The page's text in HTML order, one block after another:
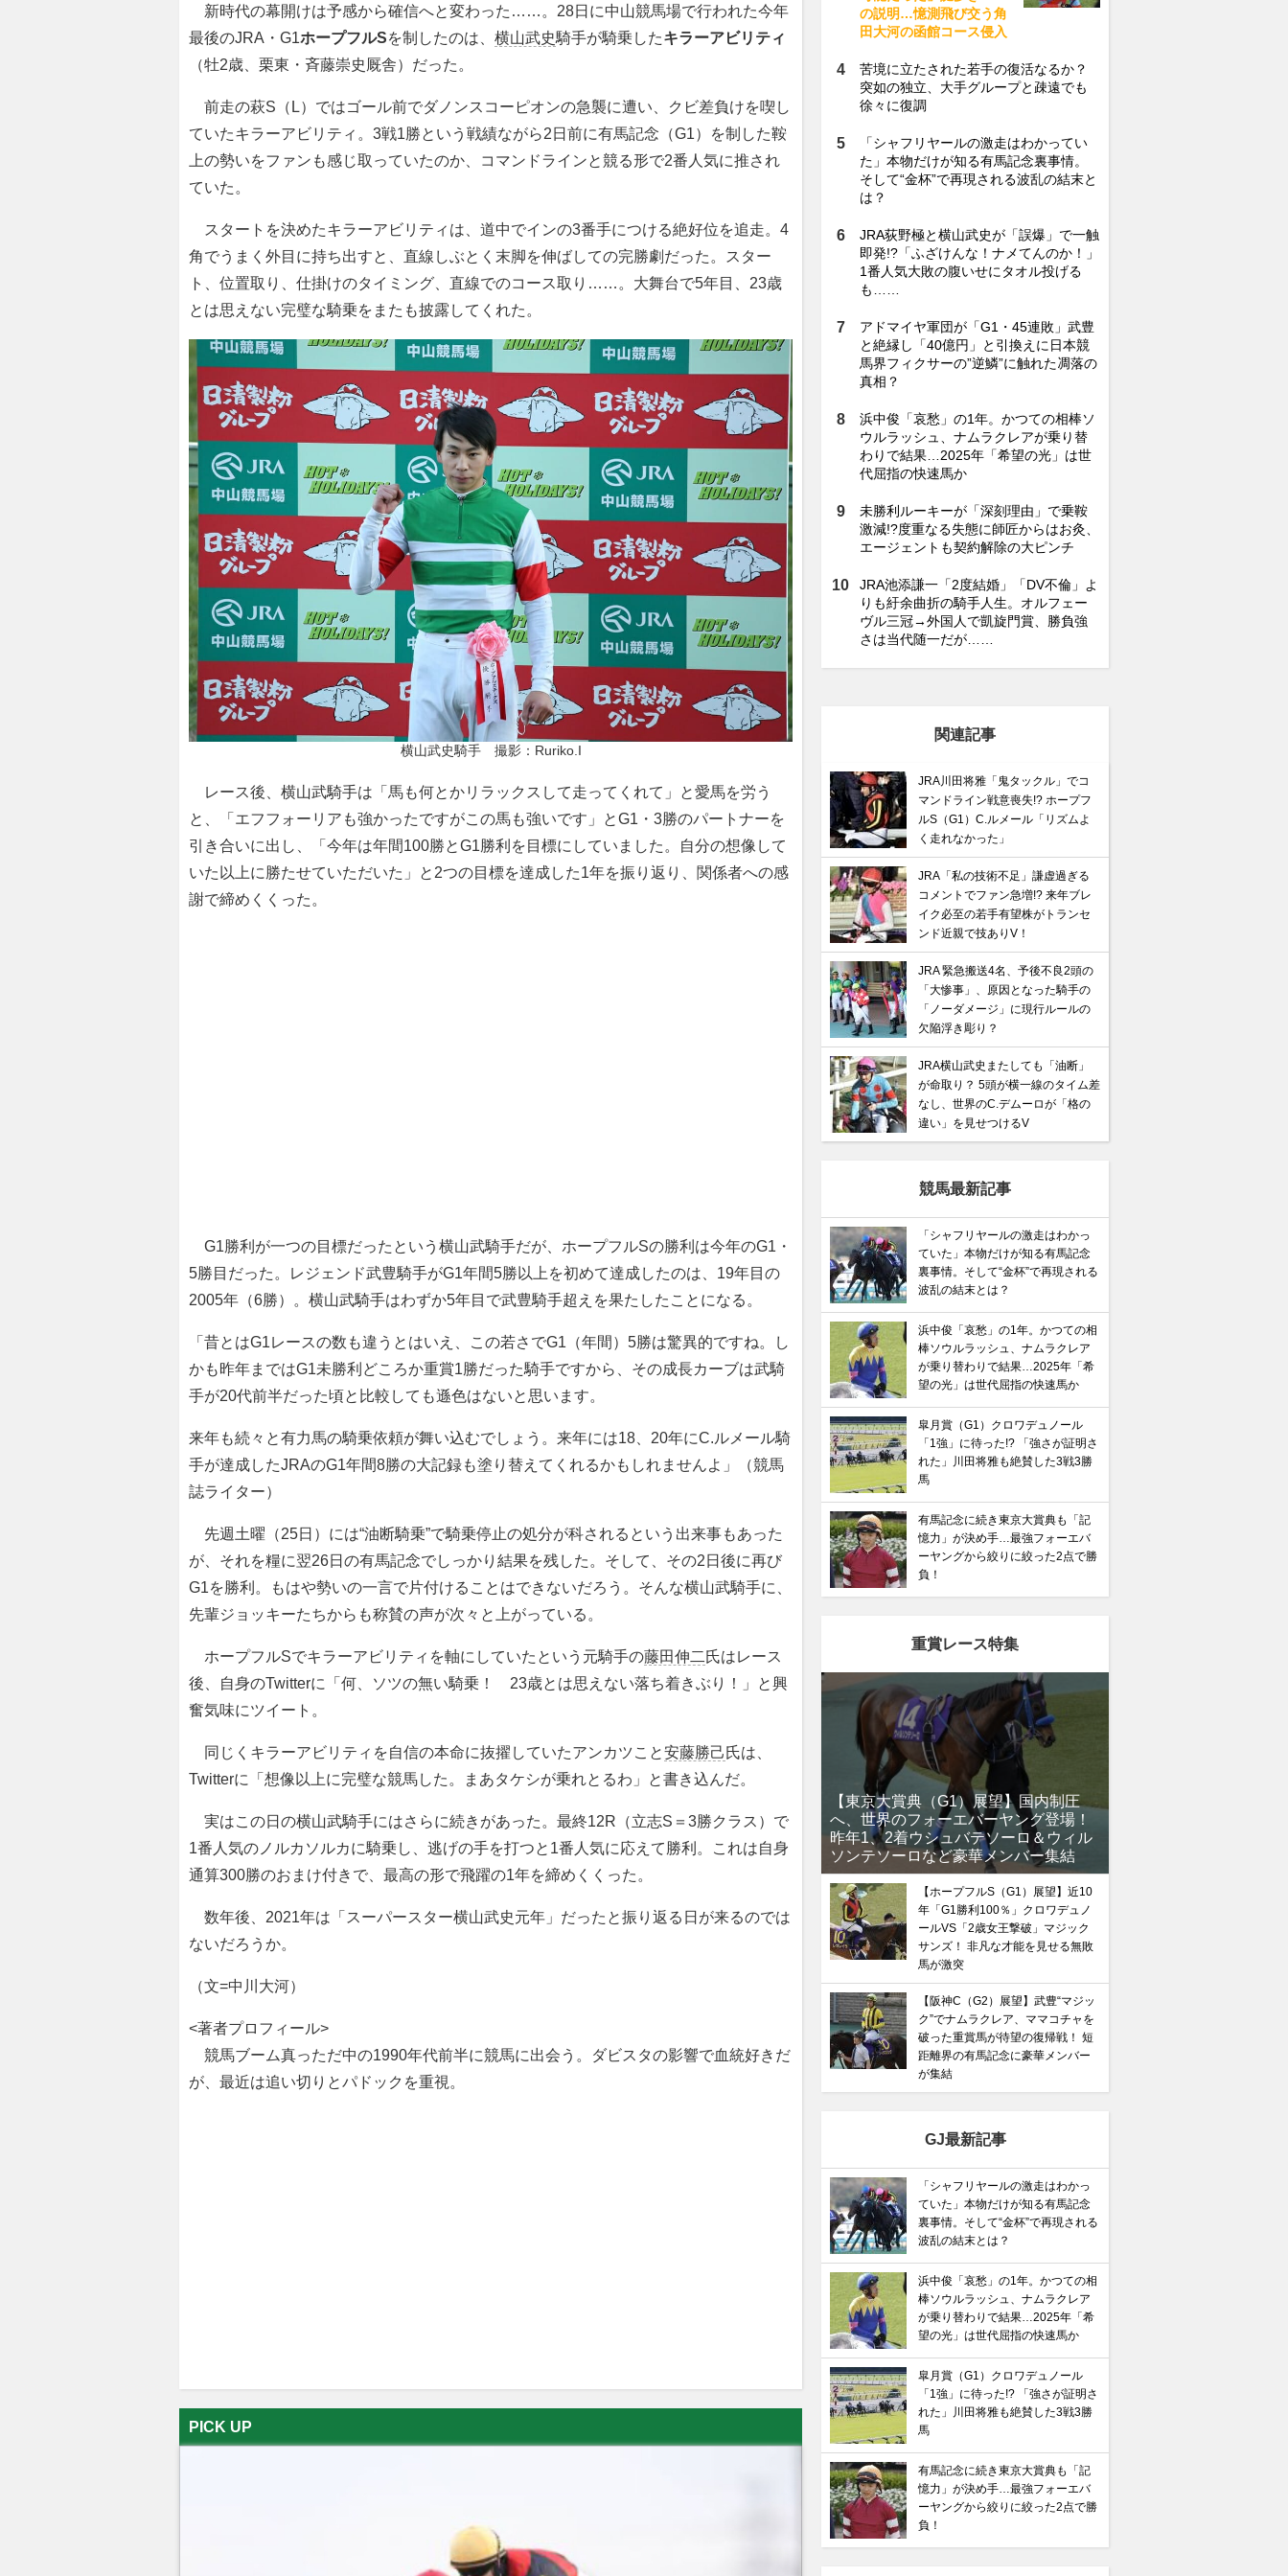
新時代の幕開けは予感から確信へと変わった……。28日に中山競馬場で行われた今年
最後のJRA・G1ホープフルSを制したのは、 横山武史騎手が騎乗したキラーアビリティ
（牡2歳、栗東・斉藤崇史厩舎）だった。
前走の萩S（L）ではゴール前でダノンスコーピオンの急襲に遭い、クビ差負けを喫し
ていたキラーアビリティ。3戦1勝という戦績ながら2日前に有馬記念（G1）を制した鞍
上の勢いをファンも感じ取っていたのか、コマンドラインと競る形で2番人気に推され
ていた。
スタートを決めたキラーアビリティは、道中でインの3番手につける絶好位を追走。4
角でうまく外目に持ち出すと、直線しぶとく末脚を伸ばしての完勝劇だった。スター
ト、位置取り、仕掛けのタイミング、直線でのコース取り……。大舞台で5年目、23歳
とは思えない完璧な騎乗をまたも披露してくれた。
横山武史騎手　撮影：Ruriko.I
レース後、横山武騎手は「馬も何とかリラックスして走ってくれて」と愛馬を労う
と、「エフフォーリアも強かったですがこの馬も強いです」とG1・3勝のパートナーを
引き合いに出し、「今年は年間100勝とG1勝利を目標にしていました。自分の想像して
いた以上に勝たせていただいた」と2つの目標を達成した1年を振り返り、関係者への感
謝で締めくくった。
G1勝利が一つの目標だったという横山武騎手だが、ホープフルSの勝利は今年のG1・
5勝目だった。レジェンド武豊騎手がG1年間5勝以上を初めて達成したのは、19年目の
2005年（6勝）。横山武騎手はわずか5年目で武豊騎手超えを果たしたことになる。
「昔とはG1レースの数も違うとはいえ、この若さでG1（年間）5勝は驚異的ですね。し
かも昨年まではG1未勝利どころか重賞1勝だった騎手ですから、その成長カーブは武騎
手が20代前半だった頃と比較しても遜色はないと思います。
来年も続々と有力馬の騎乗依頼が舞い込むでしょう。来年には18、20年にC.ルメール騎
手が達成したJRAのG1年間8勝の大記録も塗り替えてくれるかもしれませんよ」（競馬
誌ライター）
先週土曜（25日）には“油断騎乗”で騎乗停止の処分が科されるという出来事もあった
が、それを糧に翌26日の有馬記念でしっかり結果を残した。そして、その2日後に再び
G1を勝利。もはや勢いの一言で片付けることはできないだろう。そんな横山武騎手に、
先輩ジョッキーたちからも称賛の声が次々と上がっている。
ホープフルSでキラーアビリティを軸にしていたという元騎手の藤田伸二 氏はレース
後、自身のTwitterに「何、ソツの無い騎乗！ 23歳とは思えない落ち着きぶり！」と興
奮気味にツイート。
同じくキラーアビリティを自信の本命に抜擢していたアンカツこと安藤勝己 氏は、
Twitterに「想像以上に完璧な競馬した。まあタケシが乗れとるわ」と書き込んだ。
実はこの日の横山武騎手にはさらに続きがあった。最終12R（立志S＝3勝クラス）で
1番人気のノルカソルカに騎乗し、逃げの手を打つと1番人気に応えて勝利。これは自身
通算300勝のおまけ付きで、最高の形で飛躍の1年を締めくくった。
数年後、2021年は「スーパースター横山武史元年」だったと振り返る日が来るのでは
ないだろうか。
（文=中川大河）
<著者プロフィール>
競馬ブーム真っただ中の1990年代前半に競馬に出会う。ダビスタの影響で血統好きだ
が、最近は追い切りとパドックを重視。
PICK UP
の説明…憶測飛び交う角
田大河の函館コース侵入
苦境に立たされた若手の復活なるか？
突如の独立、大手グループと疎遠でも
徐々に復調
「シャフリヤールの激走はわかってい
た」本物だけが知る有馬記念裏事情。
そして“金杯”で再現される波乱の結末と
は？
JRA荻野極と横山武史が「誤爆」で一触
即発!?「ふざけんな！ナメてんのか！」
1番人気大敗の腹いせにタオル投げる
も……
アドマイヤ軍団が「G1・45連敗」武豊
と絶縁し「40億円」と引換えに日本競
馬界フィクサーの”逆鱗”に触れた凋落の
真相？
浜中俊「哀愁」の1年。かつての相棒ソ
ウルラッシュ、ナムラクレアが乗り替
わりで結果…2025年「希望の光」は世
代屈指の快速馬か
未勝利ルーキーが「深刻理由」で乗鞍
激減!?度重なる失態に師匠からはお灸、
エージェントも契約解除の大ピンチ
JRA池添謙一「2度結婚」「DV不倫」よ
りも紆余曲折の騎手人生。オルフェー
ヴル三冠→外国人で凱旋門賞、勝負強
さは当代随一だが……
関連記事
JRA川田将雅「鬼タックル」でコ
マンドライン戦意喪失!? ホープフ
ルS（G1）C.ルメール「リズムよ
く走れなかった」
JRA「私の技術不足」謙虚過ぎる
コメントでファン急増!? 来年ブレ
イク必至の若手有望株がトランセ
ンド近親で技ありV！
JRA 緊急搬送4名、予後不良2頭の
「大惨事」、原因となった騎手の
「ノーダメージ」に現行ルールの
欠陥浮き彫り？
JRA横山武史またしても「油断」
が命取り？ 5頭が横一線のタイム差
なし、世界のC.デムーロが「格の
違い」を見せつけるV
競馬最新記事
「シャフリヤールの激走はわかっ
ていた」本物だけが知る有馬記念
裏事情。そして“金杯”で再現される
波乱の結末とは？
浜中俊「哀愁」の1年。かつての相
棒ソウルラッシュ、ナムラクレア
が乗り替わりで結果…2025年「希
望の光」は世代屈指の快速馬か
皐月賞（G1）クロワデュノール
「1強」に待った!? 「強さが証明さ
れた」川田将雅も絶賛した3戦3勝
馬
有馬記念に続き東京大賞典も「記
憶力」が決め手…最強フォーエバ
ーヤングから絞りに絞った2点で勝
負！
重賞レース特集
【東京大賞典（G1）展望】国内制圧
へ、世界のフォーエバーヤング登場！
昨年1、2着ウシュバテソーロ＆ウィル
ソンテソーロなど豪華メンバー集結
【ホープフルS（G1）展望】近10
年「G1勝利100％」クロワデュノ
ールVS「2歳女王撃破」マジック
サンズ！ 非凡な才能を見せる無敗
馬が激突
【阪神C（G2）展望】武豊“マジッ
ク”でナムラクレア、ママコチャを
破った重賞馬が待望の復帰戦！ 短
距離界の有馬記念に豪華メンバー
が集結
GJ最新記事
「シャフリヤールの激走はわかっ
ていた」本物だけが知る有馬記念
裏事情。そして“金杯”で再現される
波乱の結末とは？
浜中俊「哀愁」の1年。かつての相
棒ソウルラッシュ、ナムラクレア
が乗り替わりで結果…2025年「希
望の光」は世代屈指の快速馬か
皐月賞（G1）クロワデュノール
「1強」に待った!? 「強さが証明さ
れた」川田将雅も絶賛した3戦3勝
馬
有馬記念に続き東京大賞典も「記
憶力」が決め手…最強フォーエバ
ーヤングから絞りに絞った2点で勝
負！